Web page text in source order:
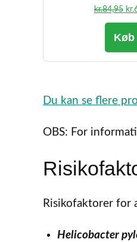
kr.84,95
pris
kr.
Køb
Du kan se flere
OBS: For
Risikofaktorer for
Helicobacter